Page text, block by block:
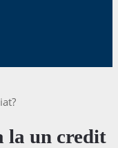
la un credit